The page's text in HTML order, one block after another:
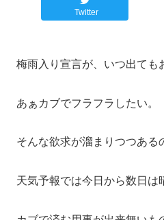
Twitter
梅雨入り宣言が、いつ出ても
あぁカブでフラフラしたい。
そんな欲求が溜まりつつある
天気予報では今日から数日は